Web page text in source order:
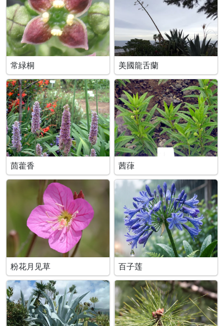
常緑桐 美國龍舌蘭
茴藿香 茜葎
粉花月见草 百子莲